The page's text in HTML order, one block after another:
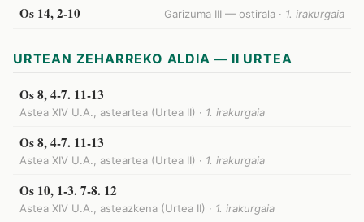
Os 14, 2-10 Garizuma III — ostirala · 1. irakurgaia
URTEAN ZEHARREKO ALDIA — II URTEA
Os 8, 4-7. 11-13
Astea XIV U.A., asteartea (Urtea II) · 1. irakurgaia
Os 8, 4-7. 11-13
Astea XIV U.A., asteartea (Urtea II) · 1. irakurgaia
Os 10, 1-3. 7-8. 12
Astea XIV U.A., asteazkena (Urtea II) · 1. irakurgaia